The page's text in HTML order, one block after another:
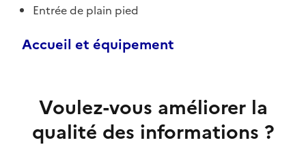
Entrée de plain pied
Accueil et équipement
Voulez-vous améliorer la
qualité des informations ?